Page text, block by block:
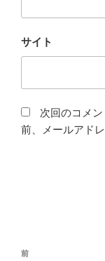
サイト
次回のコメ
前、メールアド
投
過
前